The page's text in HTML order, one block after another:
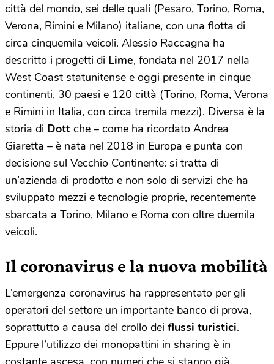
città del mondo, sei delle quali (Pesaro, Torino, Roma,
Verona, Rimini e Milano) italiane, con una flotta di
circa cinquemila veicoli. Alessio Raccagna ha
descritto i progetti di Lime, fondata nel 2017 nella
West Coast statunitense e oggi presente in cinque
continenti, 30 paesi e 120 città (Torino, Roma, Verona
e Rimini in Italia, con circa tremila mezzi). Diversa è la
storia di Dott che – come ha ricordato Andrea
Giaretta – è nata nel 2018 in Europa e punta con
decisione sul Vecchio Continente: si tratta di
un’azienda di prodotto e non solo di servizi che ha
sviluppato mezzi e tecnologie proprie, recentemente
sbarcata a Torino, Milano e Roma con oltre duemila
veicoli.
Il coronavirus e la nuova mobilità
L’emergenza coronavirus ha rappresentato per gli
operatori del settore un importante banco di prova,
soprattutto a causa del crollo dei flussi turistici.
Eppure l’utilizzo dei monopattini in sharing è in